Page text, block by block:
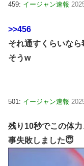
459: イージャン速報
>>456
それ通すくらいな
そうw
501: イージャン速報
残り10秒でこの体
事失敗しました😇